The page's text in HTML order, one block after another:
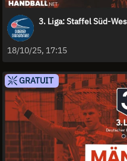
3. Liga: Staffel Süd-
18/10/25, 17:15
GRATUIT